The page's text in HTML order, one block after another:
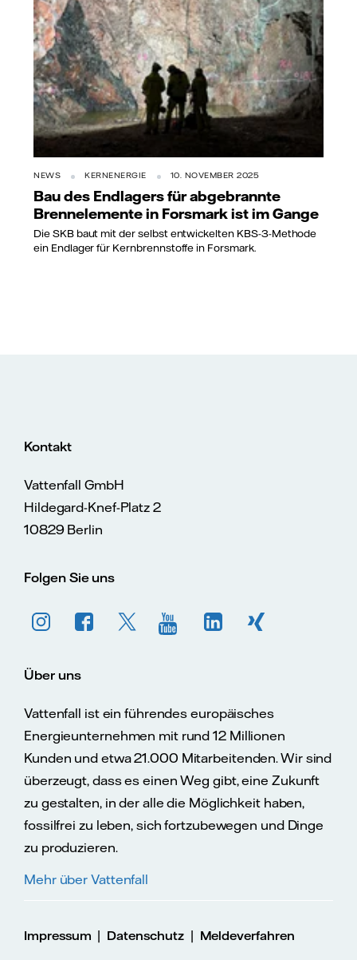
NEWS KERNENERGIE 10. NOVEMBER 2025
Bau des Endlagers für abgebrannte
Brennelemente in Forsmark ist im Gange
Die SKB baut mit der selbst entwickelten KBS-3-Methode
ein Endlager für Kernbrennstoffe in Forsmark.
Kontakt
Vattenfall GmbH
Hildegard-Knef-Platz 2
10829 Berlin
Folgen Sie uns
Über uns
Vattenfall ist ein führendes europäisches
Energieunternehmen mit rund 12 Millionen
Kunden und etwa 21.000 Mitarbeitenden. Wir sind
überzeugt, dass es einen Weg gibt, eine Zukunft
zu gestalten, in der alle die Möglichkeit haben,
fossilfrei zu leben, sich fortzubewegen und Dinge
zu produzieren.
Mehr über Vattenfall
Impressum | Datenschutz| Meldeverfahren